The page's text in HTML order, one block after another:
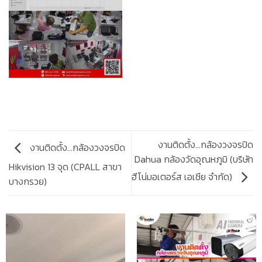
งานติดตั้ง…กล้องวงจรปิด
Hikvision 13 จุด (CPALL สาขา
บางกรวย)
งานติดตั้ง…กล้องวงจรปิด
Dahua กล้องวัดอุณหภูมิ (บริษัท
ฮีโน่มอเตอร์ส เอเชีย จำกัด)